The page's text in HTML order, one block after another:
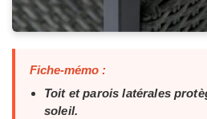
Fiche-mémo :
Toit et parois latérales
soleil.